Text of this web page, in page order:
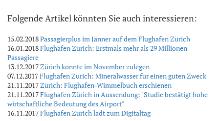
Folgende Artikel könnten Sie auch interessieren:
15.02.2018Passagierplus im Jänner auf dem Flughafen Zürich
16.01.2018Flughafen Zürich: Erstmals mehr als 29 Millionen
Passagiere
13.12.2017Zürich konnte im November zulegen
07.12.2017Flughafen Zürich: Mineralwasser für einen guten Zweck
21.11.2017Zürich: Flughafen-Wimmelbuch erschienen
21.11.2017Flughafen Zürich in Aussendung: "Studie bestätigt hohe
wirtschaftliche Bedeutung des Airport"
16.11.2017Flughafen Zürich lädt zum Digitaltag